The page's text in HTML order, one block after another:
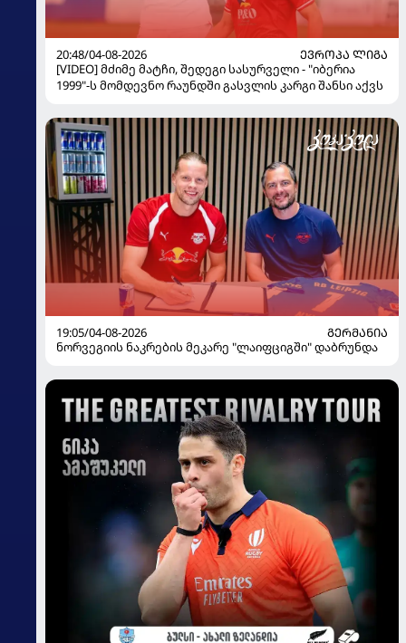
20:48/04-08-2026
ᲔᲕᲠᲝᲞᲐ ᲚᲘᲒᲐ
[VIDEO] მძიმე მატჩი, შედეგი სასურველი - "იბერია
1999"-ს მომდევნო რაუნდში გასვლის კარგი შანსი აქვს
19:05/04-08-2026
ᲒᲔᲠᲛᲐᲜᲘᲐ
ნორვეგიის ნაკრების მეკარე "ლაიფციგში" დაბრუნდა